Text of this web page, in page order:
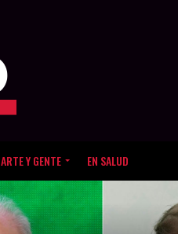
ARTE Y GENTE EN SALUD